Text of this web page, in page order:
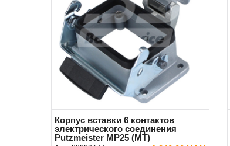
Корпус вставки 6 контактов
электрического соединения
Putzmeister MP25 (MT)